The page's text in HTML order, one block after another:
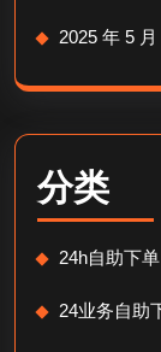
2025 年 5 月
分类
24h自助下单
24业务自助